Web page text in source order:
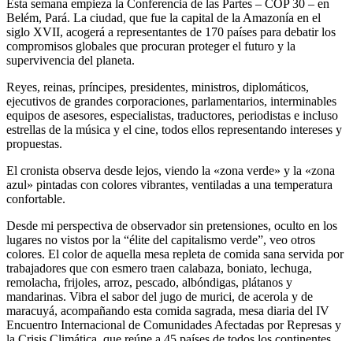
Esta semana empieza la Conferencia de las Partes – COP 30 – en
Belém, Pará. La ciudad, que fue la capital de la Amazonía en el
siglo XVII, acogerá a representantes de 170 países para debatir los
compromisos globales que procuran proteger el futuro y la
supervivencia del planeta.
Reyes, reinas, príncipes, presidentes, ministros, diplomáticos,
ejecutivos de grandes corporaciones, parlamentarios, interminables
equipos de asesores, especialistas, traductores, periodistas e incluso
estrellas de la música y el cine, todos ellos representando intereses y
propuestas.
El cronista observa desde lejos, viendo la «zona verde» y la «zona
azul» pintadas con colores vibrantes, ventiladas a una temperatura
confortable.
Desde mi perspectiva de observador sin pretensiones, oculto en los
lugares no vistos por la “élite del capitalismo verde”, veo otros
colores. El color de aquella mesa repleta de comida sana servida por
trabajadores que con esmero traen calabaza, boniato, lechuga,
remolacha, frijoles, arroz, pescado, albóndigas, plátanos y
mandarinas. Vibra el sabor del jugo de murici, de acerola y de
maracuyá, acompañando esta comida sagrada, mesa diaria del IV
Encuentro Internacional de Comunidades Afectadas por Represas y